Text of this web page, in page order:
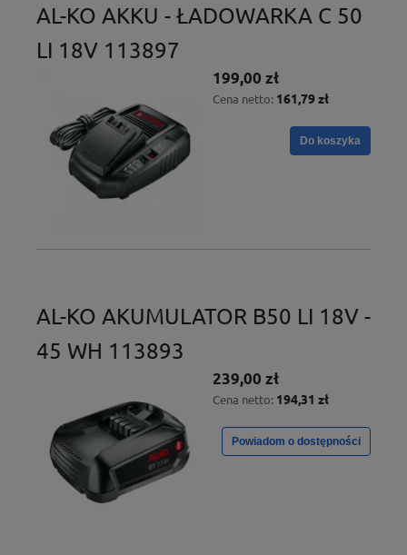
AL-KO AKKU - ŁADOWARKA C 50
LI 18V 113897
199,00 zł
Cena netto: 161,79 zł
Do koszyka
AL-KO AKUMULATOR B50 LI 18V -
45 WH 113893
239,00 zł
Cena netto: 194,31 zł
Powiadom o dostępności